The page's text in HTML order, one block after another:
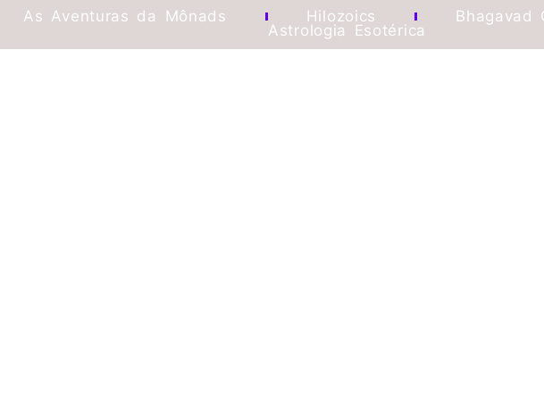
As Aventuras da Mônads Hilozoics Bhagavad
Astrologia Esotérica